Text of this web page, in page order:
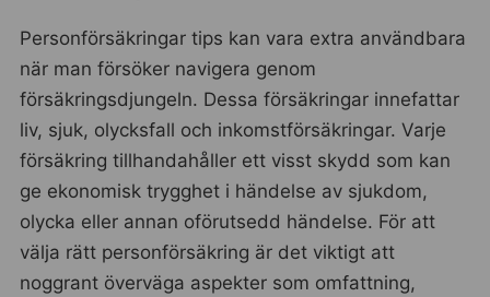
Personförsäkringar tips kan vara extra användbara
när man försöker navigera genom
försäkringsdjungeln. Dessa försäkringar innefattar
liv, sjuk, olycksfall och inkomstförsäkringar. Varje
försäkring tillhandahåller ett visst skydd som kan
ge ekonomisk trygghet i händelse av sjukdom,
olycka eller annan oförutsedd händelse. För att
välja rätt personförsäkring är det viktigt att
noggrant överväga aspekter som omfattning,